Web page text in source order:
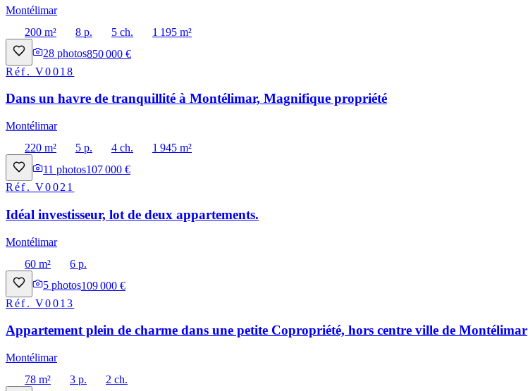
Montélimar
200 m²
8 p. 5 ch.
1 195 m²
28 photos850 000 €
Réf.V0018
Dans un havre de tranquillité à Montélimar, Magnifique propriété
Montélimar
220 m²
5 p. 4 ch.
1 945 m²
11 photos107 000 €
Réf.V0021
Idéal investisseur, lot de deux appartements.
Montélimar
60 m²
6 p.
5 photos109 000 €
Réf.V0013
Appartement plein de charme dans une petite Copropriété, hors centre ville de Montélimar
Montélimar
78 m²
3 p.
2 ch.